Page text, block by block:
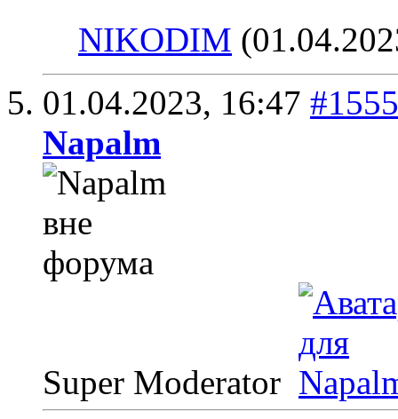
NIKODIM
01.04.2023, 16:47
Napalm
Super Moderator